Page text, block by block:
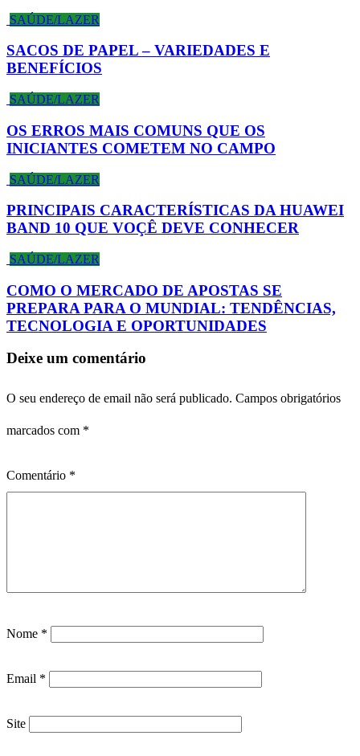
SAÚDE/LAZER
SACOS DE PAPEL – VARIEDADES E
BENEFÍCIOS
SAÚDE/LAZER
OS ERROS MAIS COMUNS QUE OS
INICIANTES COMETEM NO CAMPO
SAÚDE/LAZER
PRINCIPAIS CARACTERÍSTICAS DA HUAWEI
BAND 10 QUE VOÇÊ DEVE CONHECER
SAÚDE/LAZER
COMO O MERCADO DE APOSTAS SE
PREPARA PARA O MUNDIAL: TENDÊNCIAS,
TECNOLOGIA E OPORTUNIDADES
Deixe um comentário
O seu endereço de email não será publicado. Campos obrigatórios
marcados com *
Comentário *
Nome *
Email *
Site